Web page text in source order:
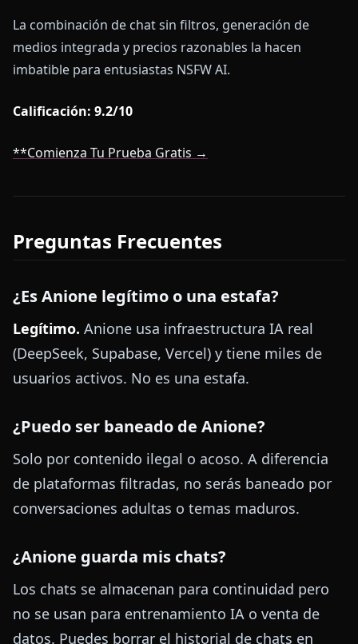
La combinación de chat sin filtros, generación de
medios integrada y precios razonables la hacen
imbatible para entusiastas NSFW AI.
Calificación: 9.2/10
**Comienza Tu Prueba Gratis →
Preguntas Frecuentes
¿Es Anione legítimo o una estafa?
Legítimo. Anione usa infraestructura IA real
(DeepSeek, Supabase, Vercel) y tiene miles de
usuarios activos. No es una estafa.
¿Puedo ser baneado de Anione?
Solo por contenido ilegal o acoso. A diferencia
de plataformas filtradas, no serás baneado por
conversaciones adultas o temas maduros.
¿Anione guarda mis chats?
Los chats se almacenan para continuidad pero
no se usan para entrenamiento IA o venta de
datos. Puedes borrar el historial de chats en